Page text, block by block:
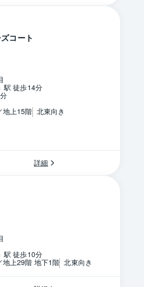
コート
駅 徒歩14分
地上15階 北東向き
詳細
駅 徒歩10分
地上29階 地下1階 北東向き